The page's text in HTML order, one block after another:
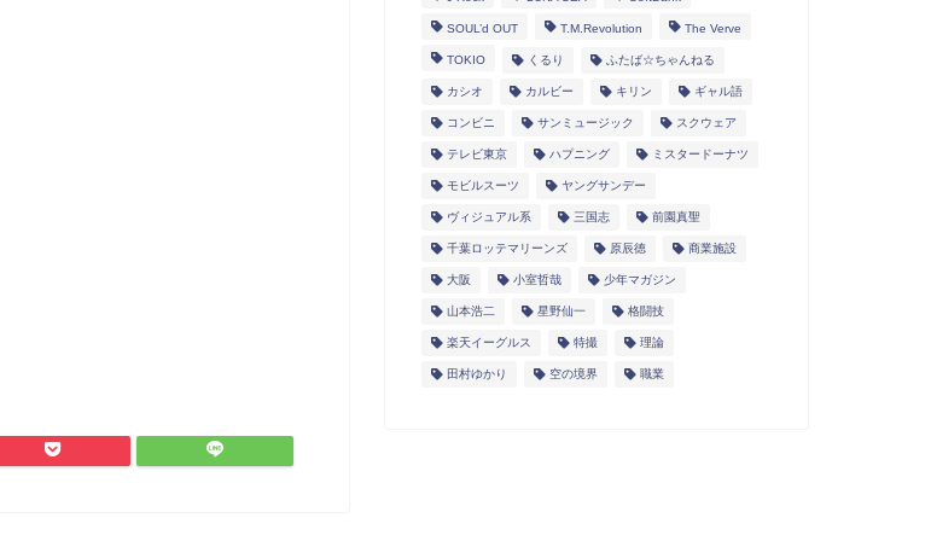
SOUL’d OUT T.M.Revolution The Verve
TOKIO くるり ふたば☆ちゃんねる
カシオ カルビー キリン ギャル語
コンビニ サンミュージック スクウェア
テレビ東京 ハプニング ミスタードーナツ
モビルスーツ ヤングサンデー
ヴィジュアル系 三国志 前園真聖
千葉ロッテマリーンズ 原辰徳 商業施設
大阪 小室哲哉 少年マガジン
山本浩二 星野仙一 格闘技
楽天イーグルス 特撮 理論
田村ゆかり 空の境界 職業